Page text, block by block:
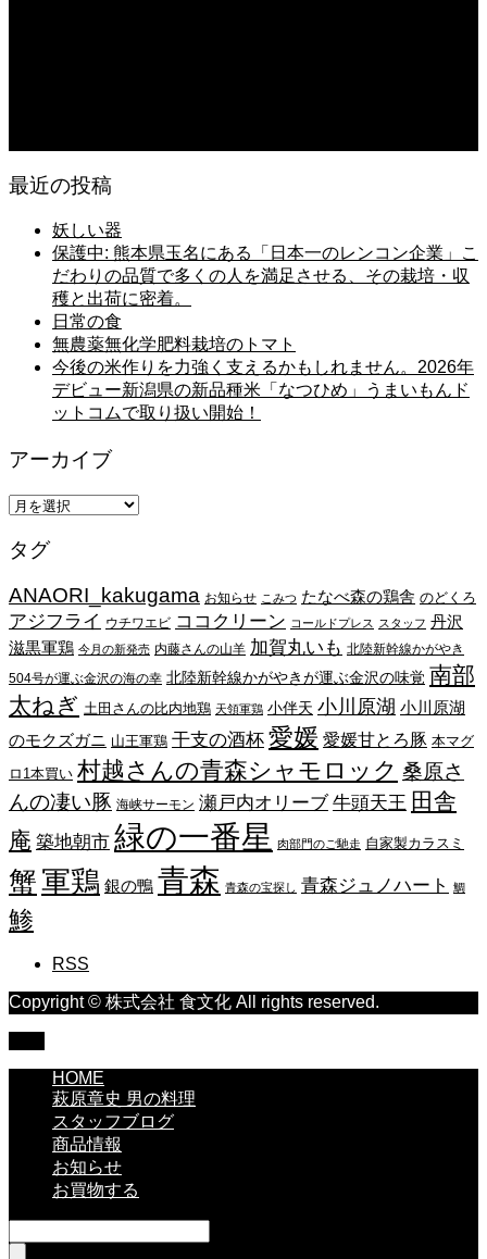
最近の投稿
妖しい器
保護中: 熊本県玉名にある「日本一のレンコン企業」こ
だわりの品質で多くの人を満足させる、その栽培・収
穫と出荷に密着。
日常の食
無農薬無化学肥料栽培のトマト
今後の米作りを力強く支えるかもしれません。2026年
デビュー新潟県の新品種米「なつひめ」うまいもんド
ットコムで取り扱い開始！
アーカイブ
ア
カ
ブ
タグ
ANAORI_kakugama お知らせ こみつ たなべ森の鶏舎 のどくろ
アジフライ ウチワエビ ココクリーン コールドプレス スタッフ 丹沢
滋黒軍鶏 今月の新発売 内藤さんの山羊 加賀丸いも 北陸新幹線かがやき
504号が運ぶ金沢の海の幸 北陸新幹線かがやきが運ぶ金沢の味覚 南部
太ねぎ 土田さんの比内地鶏 天領軍鶏 小伴天 小川原湖 小川原湖
のモクズガニ 山王軍鶏 干支の酒杯 愛媛 愛媛甘とろ豚 本マグ
ロ1本買い 村越さんの青森シャモロック 桑原さ
んの凄い豚 海峡サーモン 瀬戸内オリーブ 牛頭天王 田舎
庵 築地朝市 緑の一番星 肉部門のご馳走 自家製カラスミ
蟹軍鶏 銀の鴨 青森 青森の宝探し 青森ジュノハート 鯛
鯵
RSS
Copyright © 株式会社 食文化 All rights reserved.
HOME
萩原章史 男の料理
スタッフブログ
商品情報
お知らせ
お買物する